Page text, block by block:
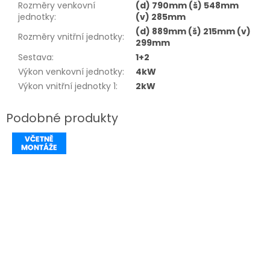
Rozměry venkovní
jednotky:
(d) 790mm (š) 548mm
(v) 285mm
Rozměry vnitřní jednotky:
(d) 889mm (š) 215mm (v)
299mm
Sestava:
1+2
Výkon venkovní jednotky:
4kW
Výkon vnitřní jednotky 1: 2kW